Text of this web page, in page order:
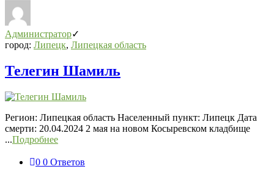
Администратор
город: Липецк, Липецкая область
Телегин Шамиль
Регион: Липецкая область Населенный пункт: Липецк Дата
смерти: 20.04.2024 2 мая на новом Косыревском кладбище
...Подробнее
0 0 Ответов